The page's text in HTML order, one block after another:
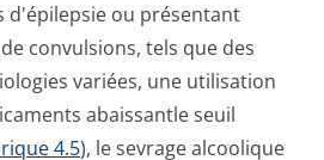
d'épilepsie ou présentant
convulsions, tels que des
variées, une utilisation
abaissantle seuil
4.5), le sevrage alcoolique